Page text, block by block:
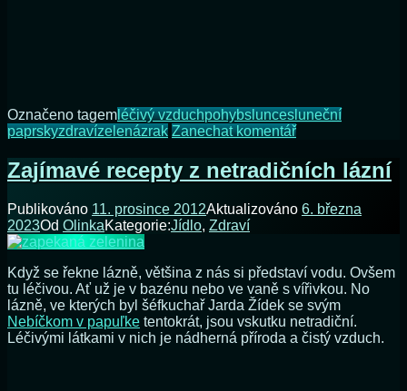
Označeno tagemléčivý vzduchpohybsluncesluneční
paprskyzdravízelenázrak Zanechat komentářna
jsem
si
zrak
Zajímavé recepty z netradičních lázní
Publikováno 11. prosince 2012Aktualizováno 6. března
2023Od OlinkaKategorie:Jídlo, Zdraví
Když se řekne lázně, většina z nás si představí vodu. Ovšem
tu léčivou. Ať už je v bazénu nebo ve vaně s vířivkou. No
lázně, ve kterých byl šéfkuchař Jarda Žídek se svým
Nebíčkom v papuľke tentokrát, jsou vskutku netradiční.
Léčivými látkami v nich je nádherná příroda a čistý vzduch.